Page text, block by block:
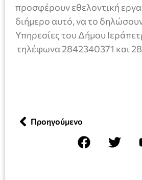
προσφέρουν εθελοντική
διήμερο αυτό, να το
Υπηρεσίες του Δήμου
τηλέφωνα 2842340371 και
Προηγούμενο